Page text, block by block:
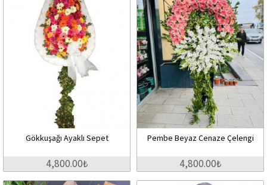
Gökkuşağı Ayaklı Sepet
4,800.00₺
Pembe Beyaz Cenaze Çelengi
4,800.00₺